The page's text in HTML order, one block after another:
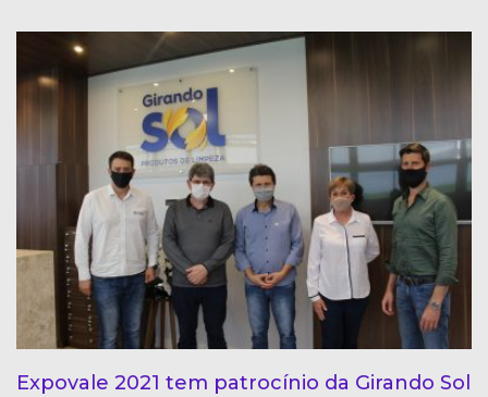
Expovale 2021 tem patrocínio da Girando Sol